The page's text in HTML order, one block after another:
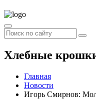
Хлебные
Главная
Новости
Игорь Смирнов: